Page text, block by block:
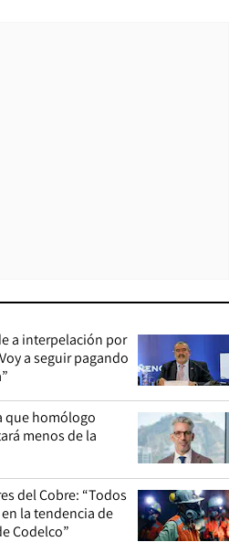
a interpelación por
a seguir pagando
que homólogo
menos de la
del Cobre: “Todos
la tendencia de
Codelco”